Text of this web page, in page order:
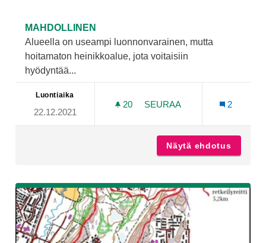
MAHDOLLINEN
Alueella on useampi luonnonvarainen, mutta
hoitamaton heinikkoalue, jota voitaisiin
hyödyntää...
Luontiaika
22.12.2021
20 20 SEURAAJAA
SEURAA
2
Näytä ehdotus